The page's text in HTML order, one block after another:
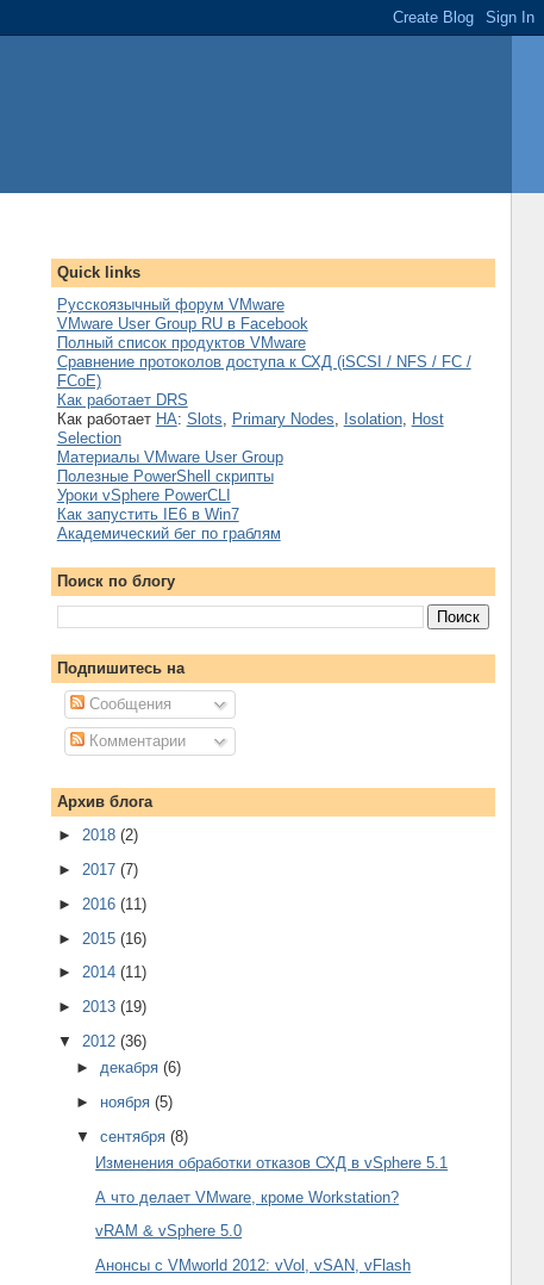
Quick links
Русскоязычный форум VMware
VMware User Group RU в Facebook
Полный список продуктов VMware
Сравнение протоколов доступа к СХД (iSCSI / NFS / FC /
FCoE)
Как работает DRS
Как работает HA: Slots Primary Nodes Isolation, Host
Selection
Материалы VMware User Group
Полезные PowerShell скрипты
Уроки vSphere PowerCLI
Как запустить IE6 в Win7
Академический бег по граблям
Поиск по блогу
Подпишитесь на
Сообщения
Комментарии
Архив блога
► 2018 (2)
► 2017 (7)
► 2016 (11)
► 2015 (16)
► 2014 (11)
► 2013 (19)
▼ 2012 (36)
►декабря(6)
► ноября(5)
▼сентября(8)
Изменения обработки отказов СХД в vSphere 5.1
А что делает VMware, кроме Workstation?
vRAM & vSphere 5.0
Анонсы с VMworld 2012: vVol, vSAN, vFlash